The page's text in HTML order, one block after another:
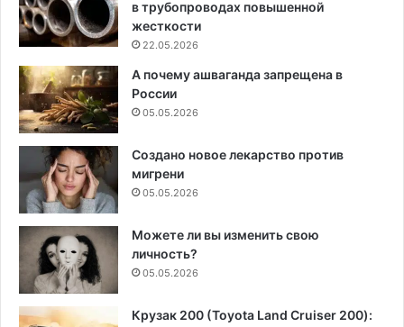
в трубопроводах повышенной
жесткости
22.05.2026
А почему ашваганда запрещена в
России
05.05.2026
Создано новое лекарство против
мигрени
05.05.2026
Можете ли вы изменить свою
личность?
05.05.2026
Крузак 200 (Toyota Land Cruiser 200):